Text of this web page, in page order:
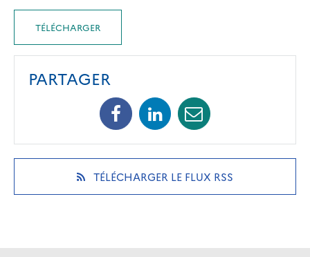
TÉLÉCHARGER
PARTAGER
Facebook
(opens
a
new
tab)
Linkedin
(opens
a
new
tab)
Mail
(opens
a
new
tab)
TÉLÉCHARGER LE FLUX RSS(OPENS